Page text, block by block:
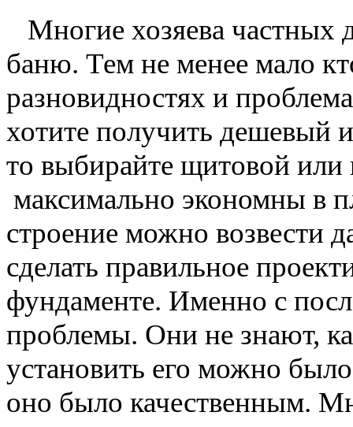
Многие хозяева частных
баню. Тем не менее мало
разновидностях и
хотите получить дешевый
то выбирайте щитовой или
максимально экономны в
строение можно возвести
сделать правильное
фундаменте. Именно с
проблемы. Они не знают,
установить его можно
оно было качественным.